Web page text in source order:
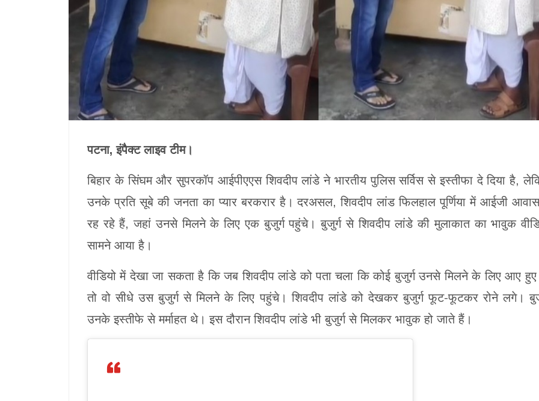
पटना, इंपैक्ट लाइव टीम।
बिहार के सिंघम और सुपरकॉप आईपीएएस शिवदीप लांडे ने भारतीय पुलिस सर्विस से इस्तीफा दे दिया है,
उनके प्रति सूबे की जनता का प्यार बरकरार है। दरअसल, शिवदीप लांड फिलहाल पूर्णिया में आईजी
रह रहे हैं, जहां उनसे मिलने के लिए एक बुजुर्ग पहुंचे। बुजुर्ग से शिवदीप लांडे की मुलाकात का भावुक
सामने आया है।
वीडियो में देखा जा सकता है कि जब शिवदीप लांडे को पता चला कि कोई बुजुर्ग उनसे मिलने के लिए आए हुए
तो वो सीधे उस बुजुर्ग से मिलने के लिए पहुंचे। शिवदीप लांडे को देखकर बुजुर्ग फूट-फूटकर रोने लगे।
उनके इस्तीफे से मर्माहत थे। इस दौरान शिवदीप लांडे भी बुजुर्ग से मिलकर भावुक हो जाते हैं।